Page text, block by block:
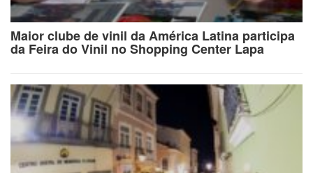
Maior clube de vinil da América Latina participa
da Feira do Vinil no Shopping Center Lapa